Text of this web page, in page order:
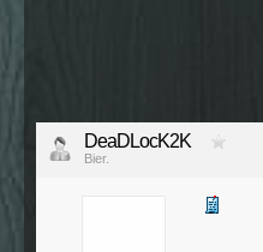
DeaDLocK2K
Bier.